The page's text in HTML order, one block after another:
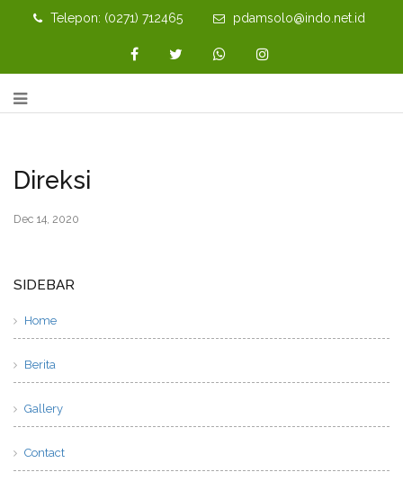
Telepon: (0271) 712465 pdamsolo@indo.net.id
Direksi
Dec 14, 2020
SIDEBAR
Home
Berita
Gallery
Contact